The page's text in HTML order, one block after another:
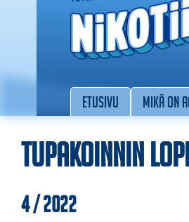
Etusivu Mikä on
Tupakoinnin
4 / 2022